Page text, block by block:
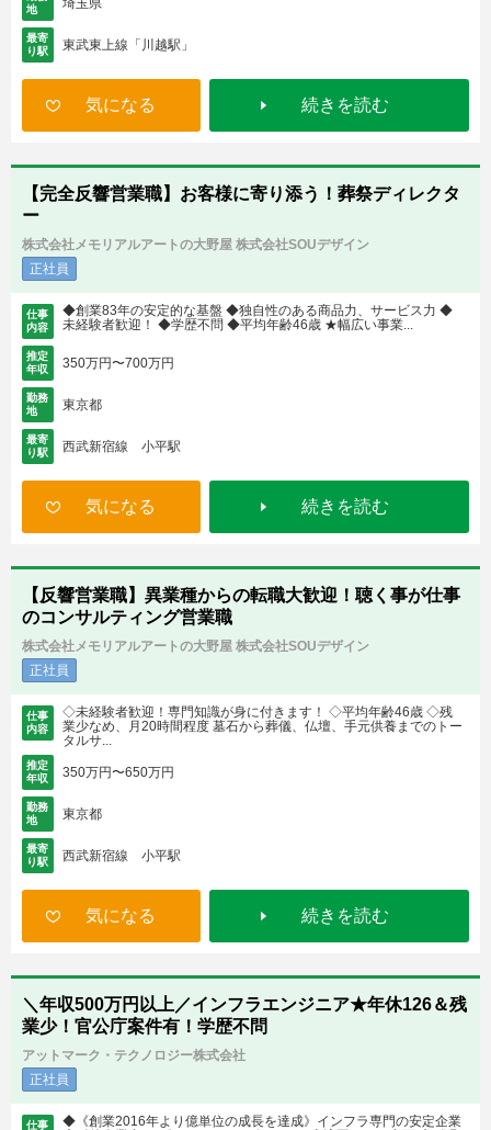
地
最寄
り駅
東武東上線「川越駅」
気になる 続きを読む
【完全反響営業職】お客様に寄り添う！葬祭ディレクタ
ー
株式会社メモリアルアートの大野屋 株式会社SOUデザイン
正社員
仕事
内容
◆創業83年の安定的な基盤 ◆独自性のある商品力、サービス力 ◆
未経験者歓迎！ ◆学歴不問 ◆平均年齢46歳 ★幅広い事業...
推定
年収
350万円〜700万円
勤務
地
東京都
最寄
り駅
西武新宿線 小平駅
気になる 続きを読む
【反響営業職】異業種からの転職大歓迎！聴く事が仕事
のコンサルティング営業職
株式会社メモリアルアートの大野屋 株式会社SOUデザイン
正社員
仕事
内容
◇未経験者歓迎！専門知識が身に付きます！ ◇平均年齢46歳 ◇残
業少なめ、月20時間程度 墓石から葬儀、仏壇、手元供養までのトー
タルサ...
推定
年収
350万円〜650万円
勤務
地
東京都
最寄
り駅
西武新宿線 小平駅
気になる 続きを読む
＼年収500万円以上／インフラエンジニア★年休126＆残
業少！官公庁案件有！学歴不問
アットマーク・テクノロジー株式会社
正社員
仕事
◆《創業2016年より億単位の成長を達成》インフラ専門の安定企業